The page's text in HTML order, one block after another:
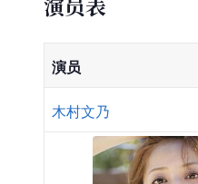
演员
木村文乃